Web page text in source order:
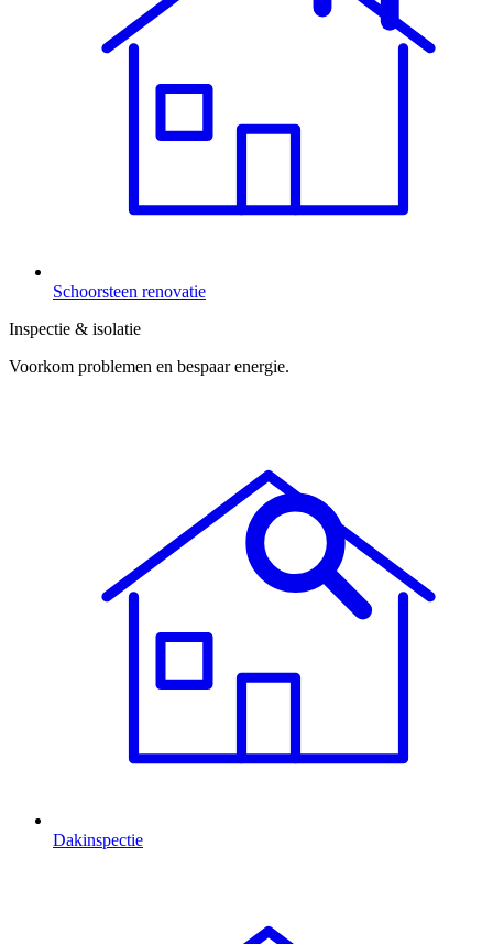
Schoorsteen renovatie
Inspectie & isolatie
Voorkom problemen en bespaar energie.
Dakinspectie